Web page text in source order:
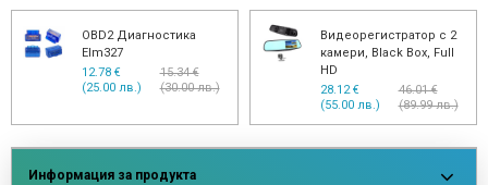
OBD2 Диагностика
Elm327
12.78 €
(25.00 лв.)
15.34 €
(30.00 лв.)
Видеорегистратор с 2
камери, Black Box, Full
HD
28.12 €
(55.00 лв.)
46.01 €
(89.99 лв.)
Информация за продукта